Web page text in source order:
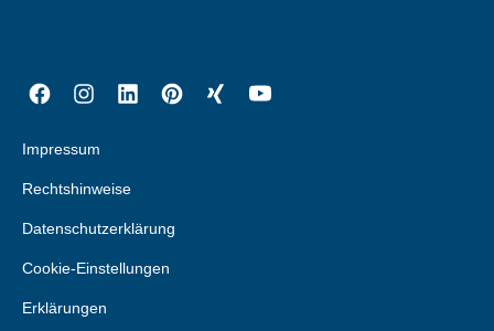
Impressum
Rechtshinweise
Datenschutzerklärung
Cookie-Einstellungen
Erklärungen